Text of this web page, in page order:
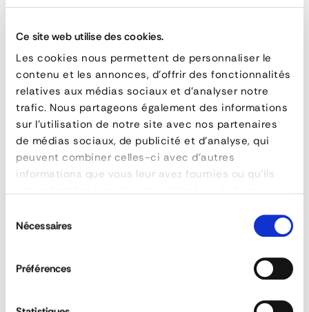
Ce site web utilise des cookies.
Les cookies nous permettent de personnaliser le
contenu et les annonces, d'offrir des fonctionnalités
relatives aux médias sociaux et d'analyser notre
trafic. Nous partageons également des informations
sur l'utilisation de notre site avec nos partenaires
de médias sociaux, de publicité et d'analyse, qui
peuvent combiner celles-ci avec d'autres
informations que vous leur avez fournies ou qu'ils
duNécessaires
Préférences
over 30 years!
Fire-
rated
EI60
Metal
Curtain
hauteur maxi8000 mm 1
QUESTIONS & ANSWERS
What is the purpose of a fire door?
What is CE marking?
What are the abbreviations E, EW and EI?